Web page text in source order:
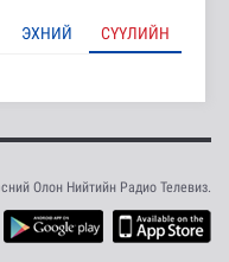
ЭХНИЙ СҮҮЛИЙН
Олон Нийтийн Радио Телевиз.